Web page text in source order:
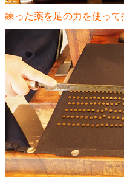
練った薬を足の力を使って